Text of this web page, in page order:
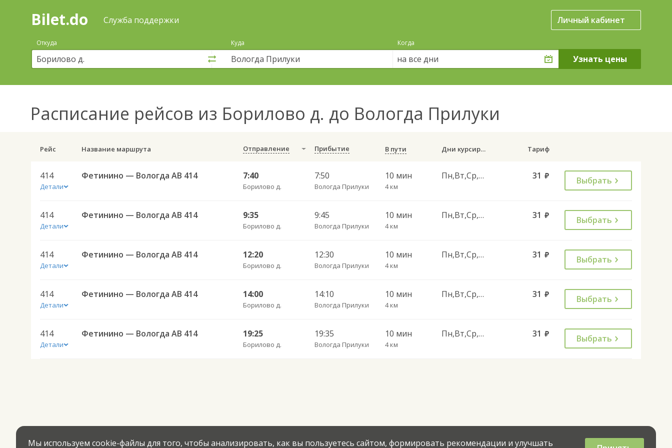
Поиск
покупка
билетов
автобус
онлайн
Bilet.do Служба поддержки Личный кабинет
Откуда Куда Когда
на все дни
Расписание рейсов из Борилово д. до Вологда Прилуки
Рейс Название маршрута Отправление Прибытие В пути Дни курсирования Тариф
414
Детали
Фетинино — Вологда АВ 414 7:40
Борилово д.
7:50
Вологда Прилуки
10 мин
4 км
Пн,Вт,Ср,Чт,Пт 31 руб. Выбрать
414
Детали
Фетинино — Вологда АВ 414 9:35
Борилово д.
9:45
Вологда Прилуки
10 мин
4 км
Пн,Вт,Ср,Чт,Пт 31 руб. Выбрать
414
Детали
Фетинино — Вологда АВ 414 12:20
Борилово д.
12:30
Вологда Прилуки
10 мин
4 км
Пн,Вт,Ср,Чт,Пт 31 руб. Выбрать
414
Детали
Фетинино — Вологда АВ 414 14:00
Борилово д.
14:10
Вологда Прилуки
10 мин
4 км
Пн,Вт,Ср,Чт,Пт 31 руб. Выбрать
414
Детали
Фетинино — Вологда АВ 414 19:25
Борилово д.
19:35
Вологда Прилуки
10 мин
4 км
Пн,Вт,Ср,Чт,Пт 31 руб. Выбрать
Мы используем cookie-файлы для того, чтобы анализировать, как вы пользуетесь сайтом, формировать рекомендации и улучшать